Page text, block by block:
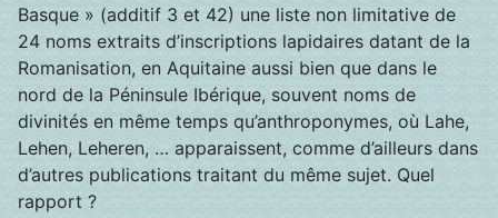
Basque » (additif 3 et 42) une liste non limitative de
24 noms extraits d’inscriptions lapidaires datant de la
Romanisation, en Aquitaine aussi bien que dans le
nord de la Péninsule Ibérique, souvent noms de
divinités en même temps qu’anthroponymes, où Lahe,
Lehen, Leheren, … apparaissent, comme d’ailleurs dans
d’autres publications traitant du même sujet. Quel
rapport ?